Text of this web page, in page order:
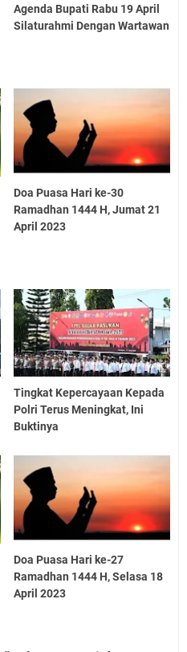
Agenda Bupati Rabu 19 April
Silaturahmi Dengan Wartawan
Doa Puasa Hari ke-30
Ramadhan 1444 H, Jumat 21
April 2023
Tingkat Kepercayaan Kepada
Polri Terus Meningkat, Ini
Buktinya
Doa Puasa Hari ke-27
Ramadhan 1444 H, Selasa 18
April 2023